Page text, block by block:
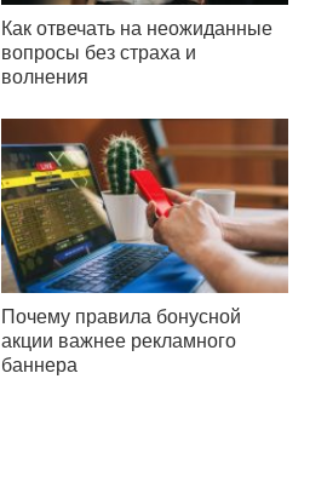
Как отвечать на неожиданные
вопросы без страха и
волнения
Почему правила бонусной
акции важнее рекламного
баннера